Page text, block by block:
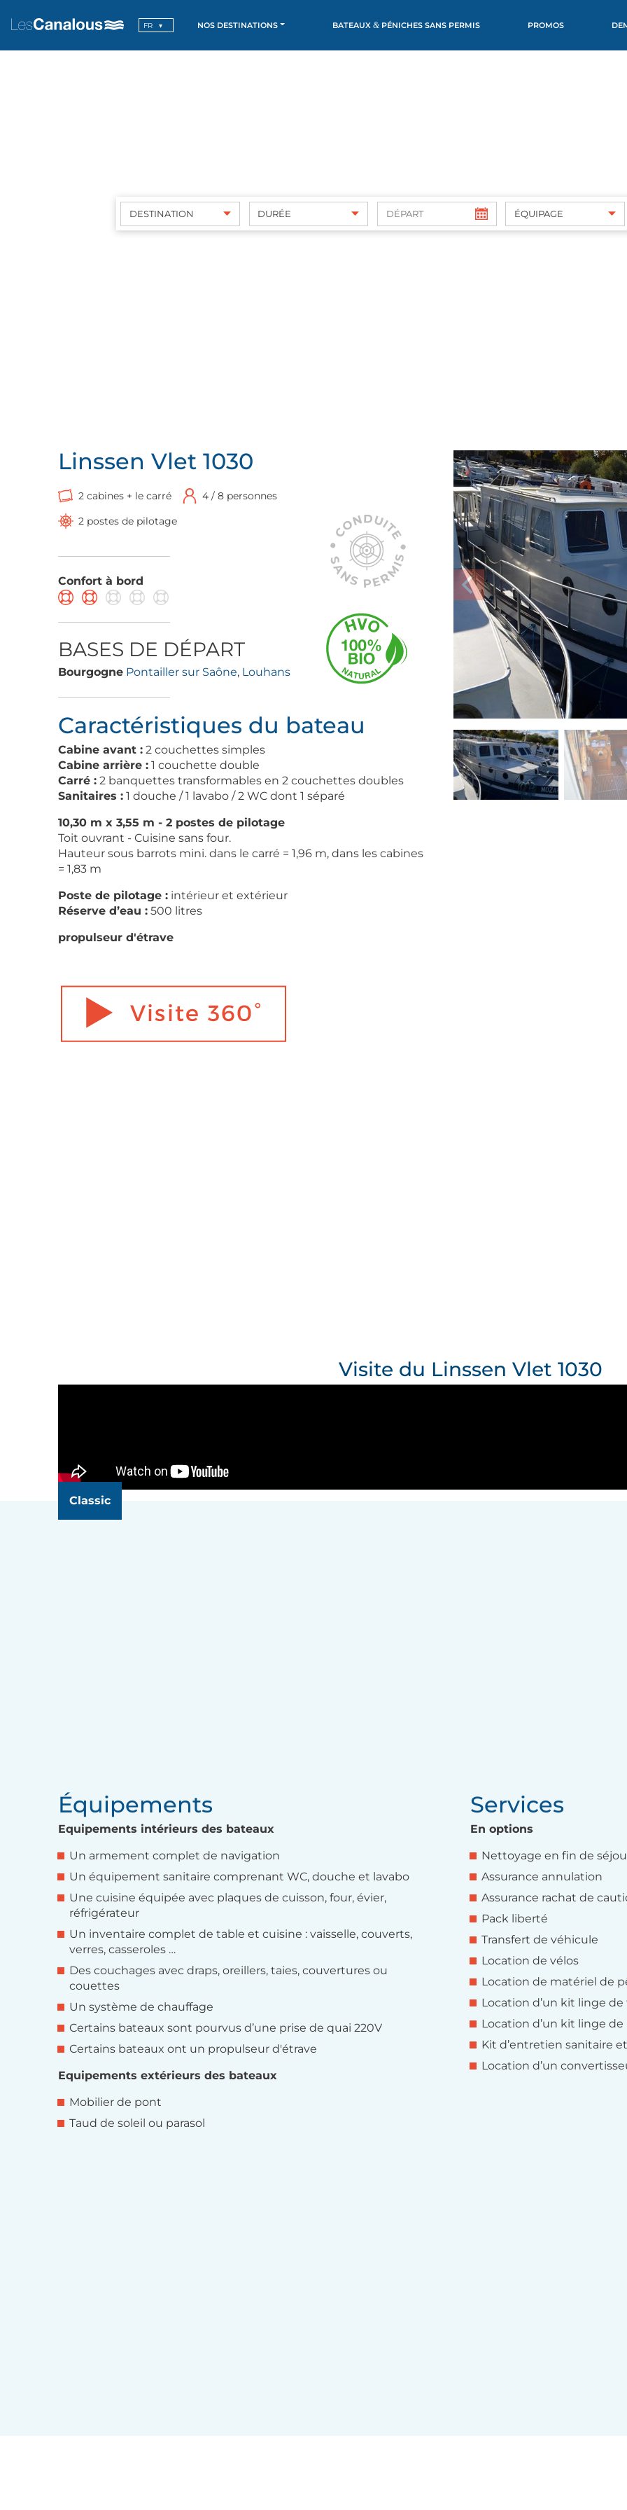
FR NOS DESTINATIONS BATEAUX &PÉNICHES SANS PERMIS PROMOS
ÉQUIPAGE
Linssen Vlet 1030
2 cabines + le carré 4 / 8 personnes
2 postes de pilotage
Confort à bord
BASES DE DÉPART
Bourgogne Pontailler sur Saône, Louhans
Caractéristiques du bateau
Cabine avant :2 couchettes simples
Cabine arrière :1 couchette double
Carré :2 banquettes transformables en 2 couchettes doubles
Sanitaires :1 douche / 1 lavabo / 2 WC dont 1 séparé
10,30 m x 3,55 m - 2 postes de pilotage
Toit ouvrant - Cuisine sans four.
Hauteur sous barrots mini. dans le carré = 1,96 m, dans les cabines
= 1,83 m
Poste de pilotage :intérieur et extérieur
Réserve d’eau :500 litres
propulseur d'étrave
Visite du Linssen Vlet 1030
Classic
Équipements
Equipements intérieurs des bateaux
Un armement complet de navigation
Un équipement sanitaire comprenant WC, douche et lavabo
Une cuisine équipée avec plaques de cuisson, four, évier,
réfrigérateur
Un inventaire complet de table et cuisine : vaisselle, couverts,
verres, casseroles …
Des couchages avec draps, oreillers, taies, couvertures ou
couettes
Un système de chauffage
Certains bateaux sont pourvus d’une prise de quai 220V
Certains bateaux ont un propulseur d'étrave
Equipements extérieurs des bateaux
Mobilier de pont
Taud de soleil ou parasol
Services
En options
Nettoyage en fin de
Assurance annulation
Assurance rachat de
Pack liberté
Transfert de véhicule
Location de vélos
Location de matériel de
Location d’un kit linge
Location d’un kit linge
Kit d’entretien sanitaire
Location d’un